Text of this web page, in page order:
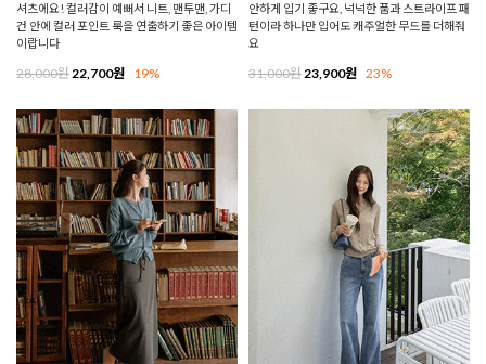
셔츠에요! 컬러감이 예뻐서 니트, 맨투맨, 가디
건 안에 컬러 포인트 룩을 연출하기 좋은 아이템
이랍니다
28,000원22,700원 19%
안하게 입기 좋구요, 넉넉한 품과 스트라이프 패
턴이라 하나만 입어도 캐주얼한 무드를 더해줘
요
31,000원23,900원 23%